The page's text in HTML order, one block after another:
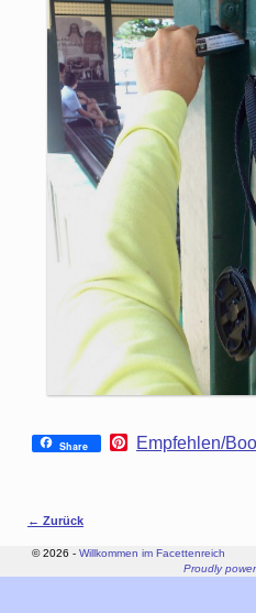
Share
P
e
t
Empfehlen/
Bilder-Navigation
← Zurück
© 2026 - Willkommen im Facettenreich
Proudly